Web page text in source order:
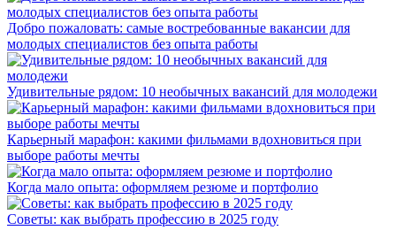
Добро пожаловать: самые востребованные вакансии для
молодых специалистов без опыта работы
Удивительные рядом: 10 необычных вакансий для молодежи
Карьерный марафон: какими фильмами вдохновиться при
выборе работы мечты
Когда мало опыта: оформляем резюме и портфолио
Советы: как выбрать профессию в 2025 году